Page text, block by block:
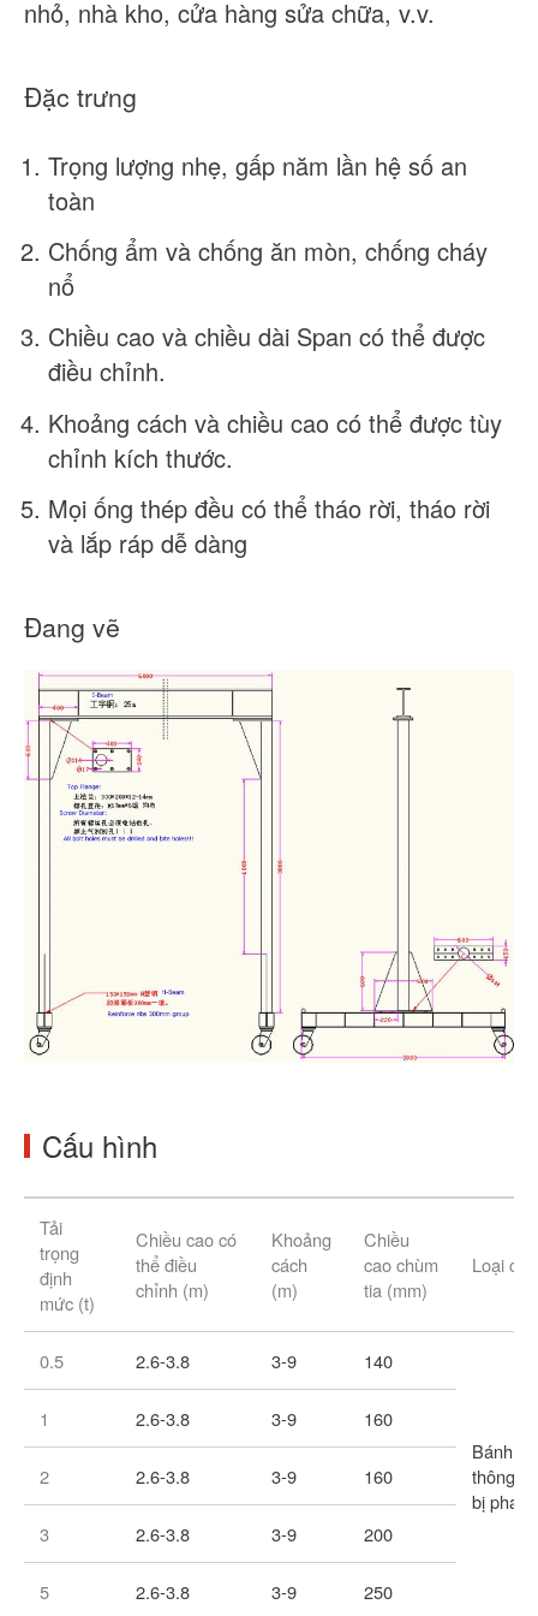
nhỏ, nhà kho, cửa hàng sửa chữa, v.v.
Đặc trưng
Trọng lượng nhẹ, gấp năm lần hệ số an
toàn
Chống ẩm và chống ăn mòn, chống cháy
nổ
Chiều cao và chiều dài Span có thể được
điều chỉnh.
Khoảng cách và chiều cao có thể được tùy
chỉnh kích thước.
Mọi ống thép đều có thể tháo rời, tháo rời
và lắp ráp dễ dàng
Đang vẽ
Cấu hình
Tải
trọng
định
mức (t)
Chiều cao có
thể điều
chỉnh (m)
Khoảng
cách
(m)
Chiều
cao chùm
tia (mm)
Loại
0.5 2.6-3.8 3-9 140
Bánh
thông
bị phanh
1 2.6-3.8 3-9 160
2 2.6-3.8 3-9 160
3 2.6-3.8 3-9 200
5 2.6-3.8 3-9 250